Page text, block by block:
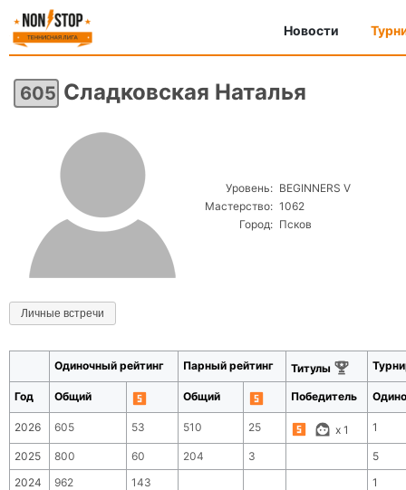
Новости
605 Сладковская Наталья
Уровень: BEGINNERS V
Мастерство: 1062
Город: Псков
Личные встречи
Одиночный рейтинг Парный рейтинг Титулы
Год Общий Общий Победитель
2026 605 53 510 25 x 1 1
2025 800 60 204 3
5
2024
962 143 1